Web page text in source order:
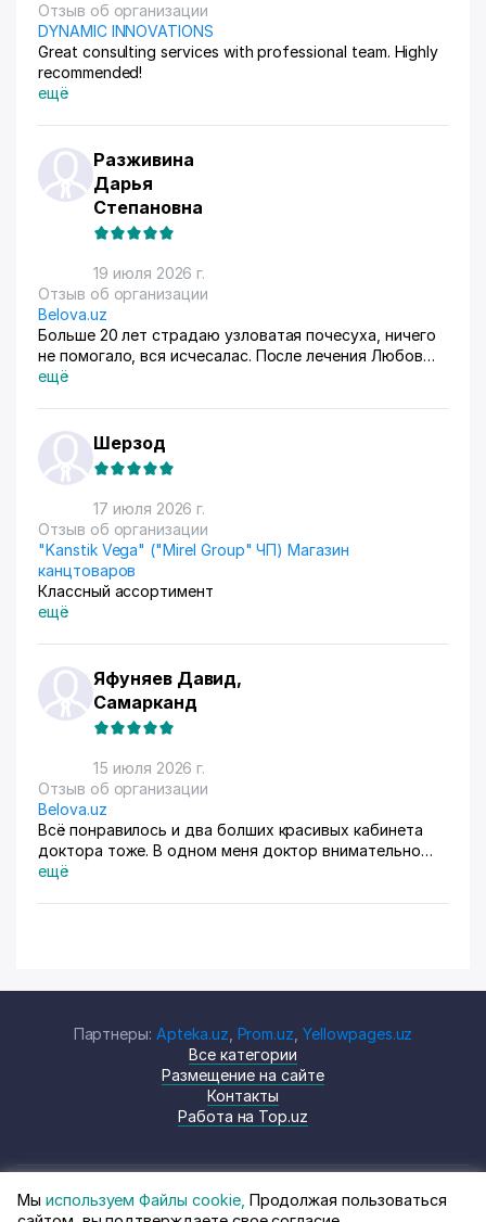
Отзыв об организации
DYNAMIC INNOVATIONS
Great consulting services with professional team. Highly
recommended!
ещё
Разживина
Дарья
Степановна
19 июля 2026 г.
Отзыв об организации
Belova.uz
Больше 20 лет страдаю узловатая почесуха, ничего
не помогало, вся исчесалас. После лечения Любов
Владимировны 90% болячек ушло, сейчас
ещё
Шерзод
17 июля 2026 г.
Отзыв об организации
"Kanstik Vega" ("Mirel Group" ЧП) Магазин
канцтоваров
Классный ассортимент
ещё
Яфуняев Давид,
Самарканд
15 июля 2026 г.
Отзыв об организации
Belova.uz
Всё понравилось и два болших красивых кабинета
доктора тоже. В одном меня доктор внимательно
осмотрела. Там на стенах висят в рамках документы,
ещё
Партнеры: Apteka.uz Prom.uz ,Yellowpages.uz
Все категории
Размещение на сайте
Контакты
Работа на Top.uz
© Top.uz, 2024 Каталог компаний Политика
Мы используем Файлы cookie, Продолжая пользоваться